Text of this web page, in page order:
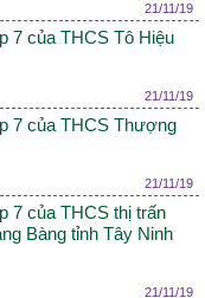
21/11/19
7 của THCS Tô Hiệu
21/11/19
7 của THCS Thượng
21/11/19
7 của THCS thị trấn
Bàng tỉnh Tây Ninh
21/11/19